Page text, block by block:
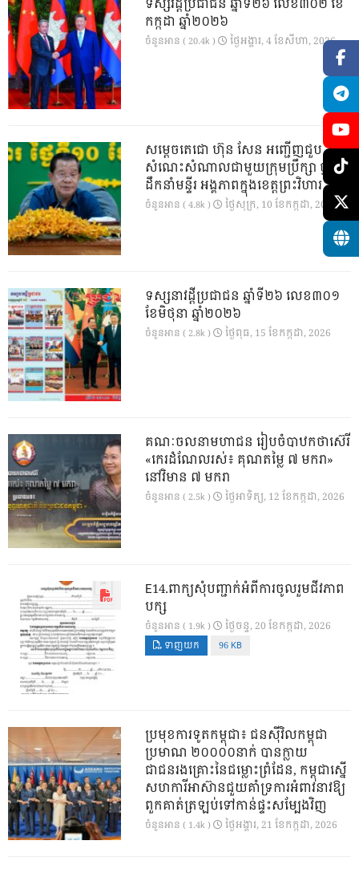
កក្កដា ឆ្នាំ២០២៦
ចំនួនអាន ( 20.4k ) ថ្ងៃ​អង្គារ, 4 ខែ​សីហា, 2026
សម្តេចតេជោ ហ៊ុន សែន អញ្ជើញជួប
សំណេះសំណាលជាមួយក្រុមប្រឹក្សា ថ្នាក់
ដឹកនាំមន្ទីរ អង្គភាពក្នុងខេត្តព្រះវិហារ
ចំនួនអាន ( 4.8k ) ថ្ងៃ​សុក្រ, 10 ខែ​កក្កដា, 2026
ទស្សនាវដ្ដីប្រជាជន ឆ្នាំទី២៦ លេខ៣០១
ខែមិថុនា ឆ្នាំ២០២៦
ចំនួនអាន ( 2.8k ) ថ្ងៃ​ពុធ, 15 ខែ​កក្កដា, 2026
គណៈចលនាមហាជន រៀបចំបាឋកថាស៊េរី
«កេរដំណែលរស់៖ គុណតម្លៃ ៧ មករា»
នៅវិមាន ៧ មករា
ចំនួនអាន ( 2.5k ) ថ្ងៃ​អាទិត្យ, 12 ខែ​កក្កដា, 2026
E14.ពាក្យសុំបញ្ជាក់អំពីការចូលរួមជីវភាព
បក្ស
ចំនួនអាន ( 1.9k ) ថ្ងៃ​ចន្ទ, 20 ខែ​កក្កដា, 2026
ទាញយក 96 KB
ប្រមុខការទូតកម្ពុជា៖ ជនស៊ីវិលកម្ពុជា
ប្រមាណ ២០០០០នាក់ បានក្លាយ
ជាជនរងគ្រោះនៃជម្លោះព្រំដែន, កម្ពុជាស្នើ
សហការីអាស៊ានជួយគាំទ្រការអំពាវនាវឱ្យ
ពួកគាត់ត្រឡប់ទៅកាន់ផ្ទះសម្បែងវិញ
ចំនួនអាន ( 1.4k ) ថ្ងៃ​អង្គារ, 21 ខែ​កក្កដា, 2026